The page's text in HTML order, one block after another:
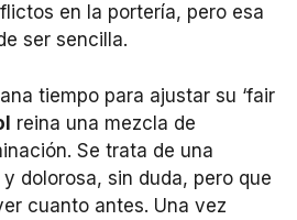
en la portería, pero esa
ser sencilla.
tiempo para ajustar su ‘fair
reina una mezcla de
Se trata de una
dolorosa, sin duda, pero que
cuanto antes. Una vez